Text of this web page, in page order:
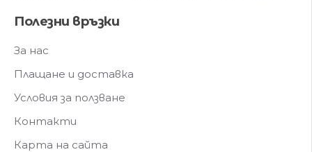
Полезни връзки
За нас
Плащане и доставка
Условия за ползване
Контакти
Карта на сайта